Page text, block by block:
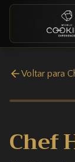
Voltar para
Chef